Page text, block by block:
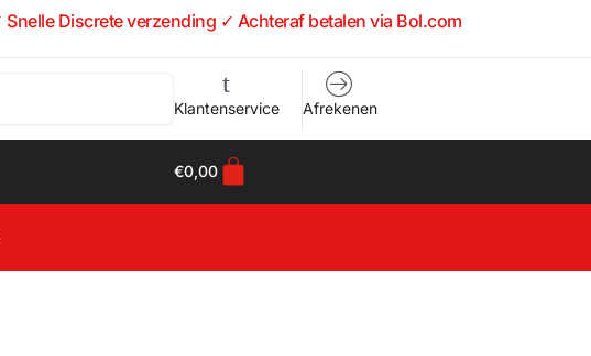
Discrete verzending ✓ Achteraf betalen via Bol.com
Klantenservice Afrekenen
€0,00